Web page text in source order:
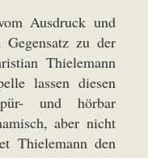
Ausdruck und
zu der
Thielemann
lassen diesen
und hörbar
aber nicht
Thielemann den